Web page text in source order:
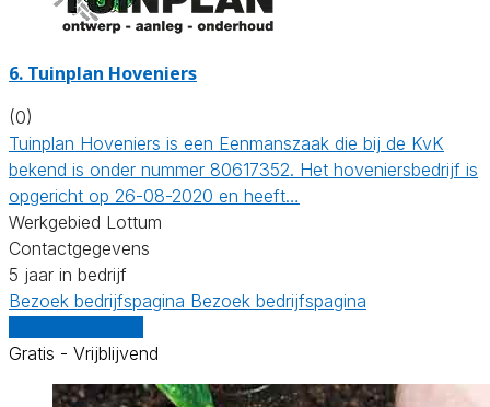
6. Tuinplan Hoveniers
(0)
Tuinplan Hoveniers is een Eenmanszaak die bij de KvK
bekend is onder nummer 80617352. Het hoveniersbedrijf is
opgericht op 26-08-2020 en heeft…
Werkgebied Lottum
Contactgegevens
5 jaar in bedrijf
Bezoek bedrijfspagina Bezoek bedrijfspagina
Gratis - Vrijblijvend